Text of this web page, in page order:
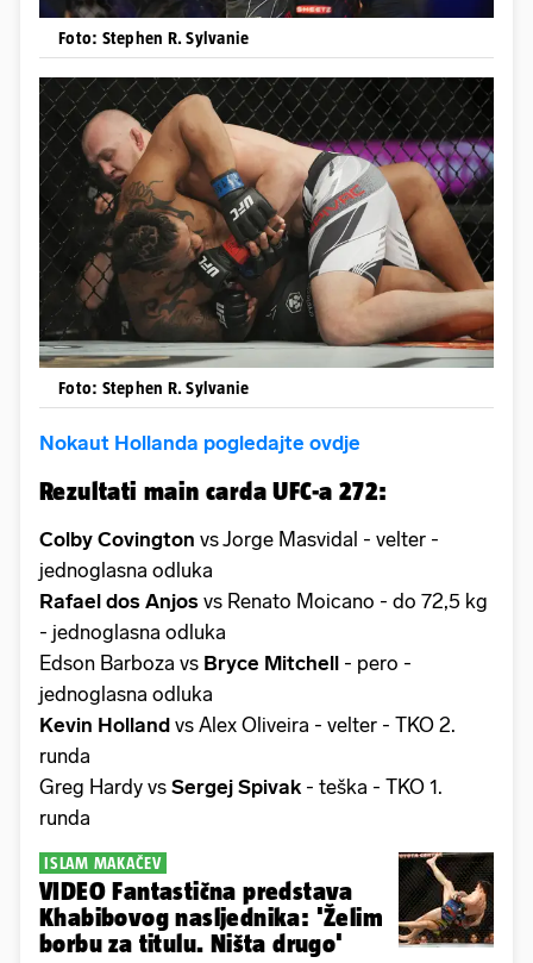
Foto: Stephen R. Sylvanie
Foto: Stephen R. Sylvanie
Nokaut Hollanda pogledajte ovdje
Rezultati main carda UFC-a 272:
Colby Covington vs Jorge Masvidal - velter -
jednoglasna odluka
Rafael dos Anjos vs Renato Moicano - do 72,5 kg
- jednoglasna odluka
Edson Barboza vs Bryce Mitchell - pero -
jednoglasna odluka
Kevin Holland vs Alex Oliveira - velter - TKO 2.
runda
Greg Hardy vs Sergej Spivak - teška - TKO 1.
runda
ISLAM MAKAČEV
VIDEO Fantastična predstava
Khabibovog nasljednika: 'Želim
borbu za titulu. Ništa drugo'